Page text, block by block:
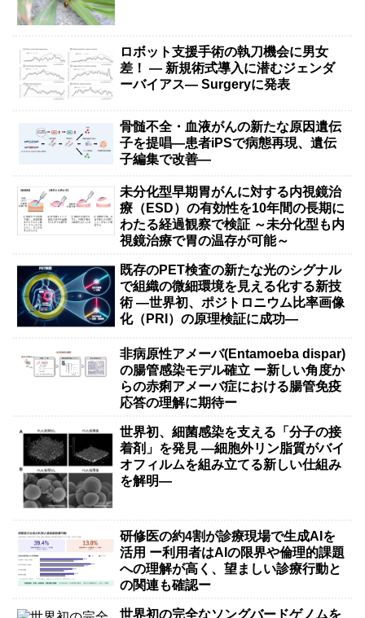
ロボット支援手術の執刀機会に男女
差！ — 新規術式導入に潜むジェンダ
ーバイアス— Surgeryに発表
骨髄不全・血液がんの新たな原因遺伝
子を提唱―患者iPSで病態再現、遺伝
子編集で改善―
未分化型早期胃がんに対する内視鏡治
療（ESD）の有効性を10年間の長期に
わたる経過観察で検証 ～未分化型も内
視鏡治療で胃の温存が可能～
既存のPET検査の新たな光のシグナル
で組織の微細環境を見える化する新技
術 ―世界初、ポジトロニウム比率画像
化（PRI）の原理検証に成功―
非病原性アメーバ(Entamoeba dispar)
の腸管感染モデル確立 ー新しい角度か
らの赤痢アメーバ症における腸管免疫
応答の理解に期待ー
世界初、細菌感染を支える「分子の接
着剤」を発見 ―細胞外リン脂質がバイ
オフィルムを組み立てる新しい仕組み
を解明―
研修医の約4割が診療現場で生成AIを
活用 ー利用者はAIの限界や倫理的課題
への理解が高く、望ましい診療行動と
の関連も確認ー
世界初の完全なソングバードゲノムを